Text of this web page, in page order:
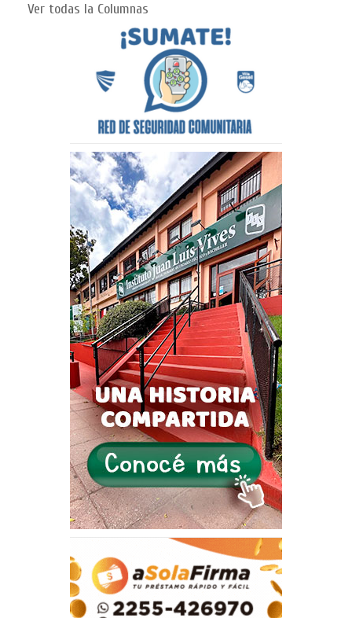
Ver todas la Columnas